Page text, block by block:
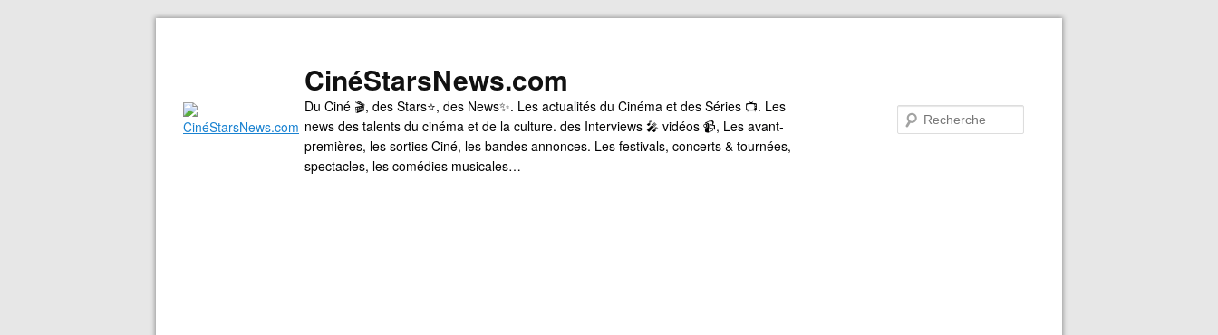
CinéStarsNews.com
Du Ciné 🎬, des Stars⭐, des News✨. Les actualités du Cinéma et des Séries 📺. Les
news des talents du cinéma et de la culture. des Interviews 🎤 vidéos 📹, Les avant-
premières, les sorties Ciné, les bandes annonces. Les festivals, concerts & tournées,
spectacles, les comédies musicales…